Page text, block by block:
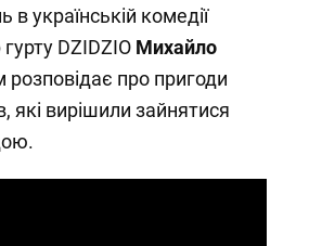
в українській комедії
гурту DZIDZIO Михайло
розповідає про пригоди
які вирішили зайнятися